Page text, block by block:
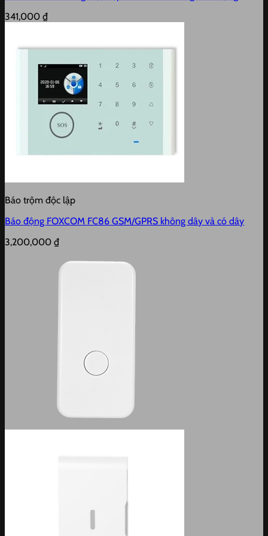
341,000 ₫
Báo trộm độc lập
Báo động FOXCOM FC86 GSM/GPRS không dây và có dây
3,200,000 ₫